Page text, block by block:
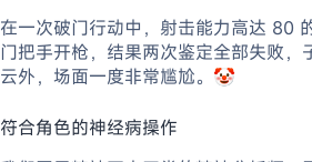
在一次破门行动中，射击能力高达 80
门把手开枪，结果两次鉴定全部失败，
云外，场面一度非常尴尬。🤡
符合角色的神经病操作